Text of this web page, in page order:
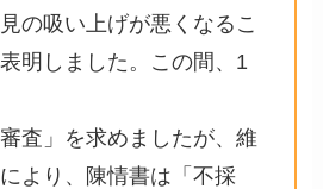
の吸い上げが悪くなるこ
明しました。この間、1
査」を求めましたが、維
より、陳情書は「不採